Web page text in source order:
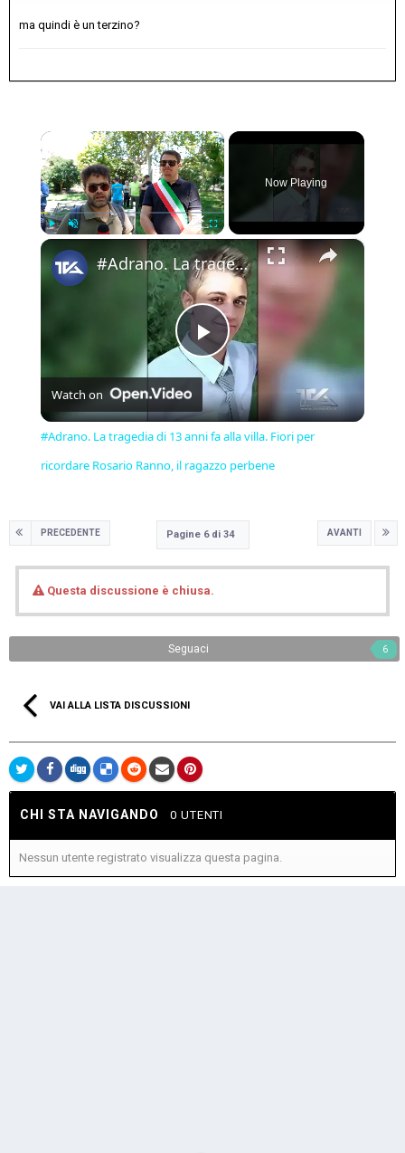
ma quindi è un terzino?
×
Fullscreen
Now Playing
×
Play
Video
#Adrano. La tragedia di 13 anni fa alla villa. Fiori per ricordare Rosario Ranno, il ragazzo perbene
Watch on
#Adrano. La tragedia di 13 anni fa alla villa. Fiori per
ricordare Rosario Ranno, il ragazzo perbene
PRECEDENTE AVANTI
Pagine 6 di 34
Questa discussione è chiusa.
Seguaci 6
VAI ALLA LISTA DISCUSSIONI
CHI STA NAVIGANDO 0 UTENTI
Nessun utente registrato visualizza questa pagina.